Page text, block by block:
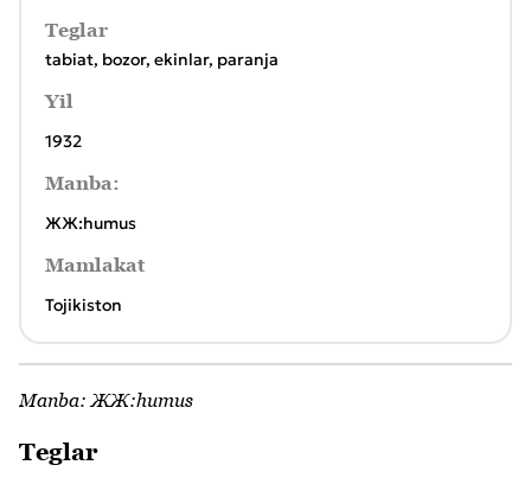
Teglar
tabiat, bozor, ekinlar, paranja
Yil
1932
Manba:
ЖЖ:humus
Mamlakat
Tojikiston
Manba: ЖЖ:humus
Teglar